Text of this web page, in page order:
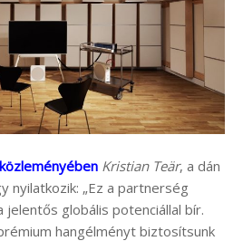
Kristian Teär, a dán
nyilatkozik: „Ez a partnerség
jelentős globális potenciállal bír.
hangélményt biztosítsunk